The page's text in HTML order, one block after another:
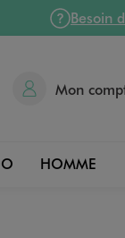
Besoin
Mon
HOMME